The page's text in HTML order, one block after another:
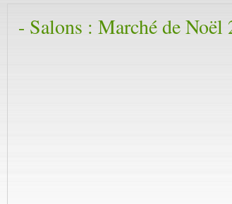
- Salons : Marché de Noël